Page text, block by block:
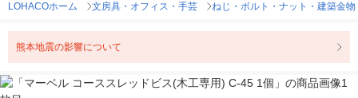
LOHACOホーム 文房具・オフィス・手芸 ねじ・ボルト・ナット・建築金物
熊本地震の影響について